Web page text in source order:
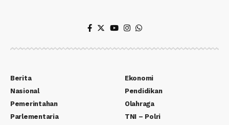
Berita
Nasional
Pemerintahan
Parlementaria
Ekonomi
Pendidikan
Olahraga
TNI – Polri